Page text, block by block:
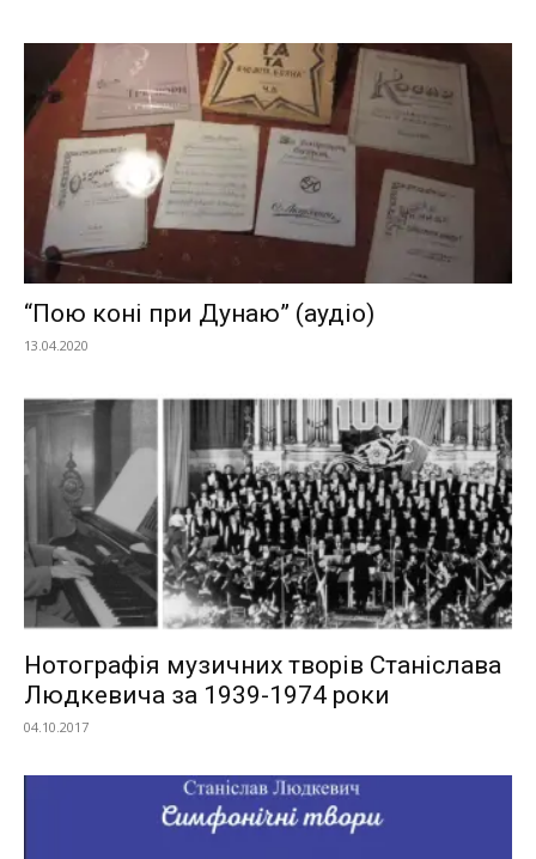
“Пою коні при Дунаю” (аудіо)
13.04.2020
Нотографія музичних творів Станіслава
Людкевича за 1939-1974 роки
04.10.2017